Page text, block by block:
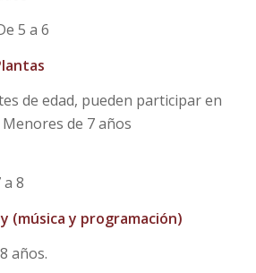
5 a 6
de edad, pueden participar en
de 7 años
a 8
(música y programación)
años.